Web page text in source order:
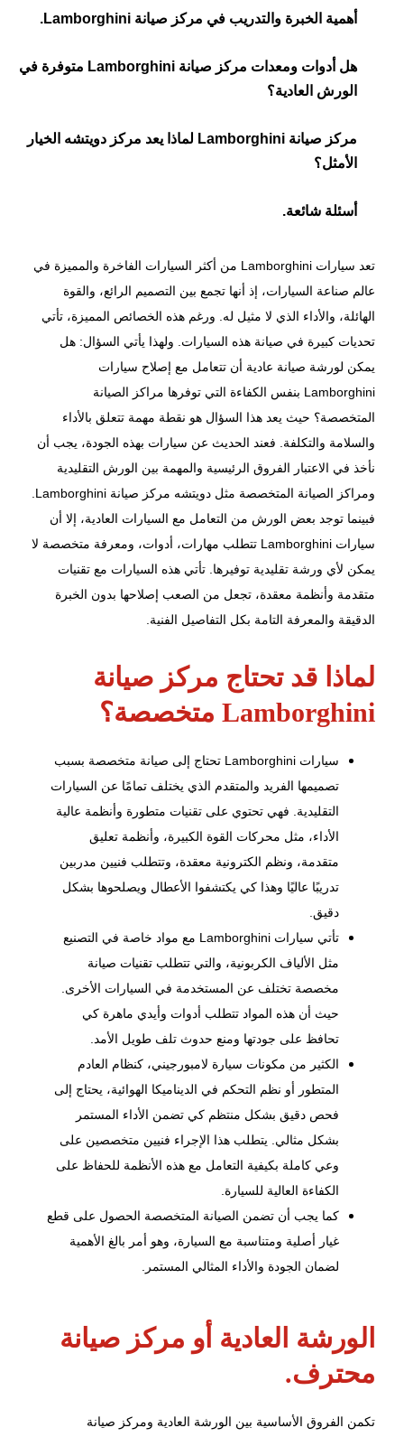
أهمية الخبرة والتدريب في مركز صيانة Lamborghini.
هل أدوات ومعدات مركز صيانة Lamborghini متوفرة في
الورش العادية؟
مركز صيانة Lamborghini لماذا يعد مركز دويتشه الخيار
الأمثل؟
أسئلة شائعة.
تعد سيارات Lamborghini من أكثر السيارات الفاخرة والمميزة في
عالم صناعة السيارات، إذ أنها تجمع بين التصميم الرائع، والقوة
الهائلة، والأداء الذي لا مثيل له. ورغم هذه الخصائص المميزة، تأتي
تحديات كبيرة في صيانة هذه السيارات. ولهذا يأتي السؤال: هل
يمكن لورشة صيانة عادية أن تتعامل مع إصلاح سيارات
Lamborghini بنفس الكفاءة التي توفرها مراكز الصيانة
المتخصصة؟ حيث يعد هذا السؤال هو نقطة مهمة تتعلق بالأداء
والسلامة والتكلفة. فعند الحديث عن سيارات بهذه الجودة، يجب أن
نأخذ في الاعتبار الفروق الرئيسية والمهمة بين الورش التقليدية
ومراكز الصيانة المتخصصة مثل دويتشه مركز صيانة Lamborghini
فبينما توجد بعض الورش من التعامل مع السيارات العادية، إلا أن
سيارات Lamborghini تتطلب مهارات، أدوات، ومعرفة متخصصة لا
يمكن لأي ورشة تقليدية توفيرها. تأتي هذه السيارات مع تقنيات
متقدمة وأنظمة معقدة، تجعل من الصعب إصلاحها بدون الخبرة
الدقيقة والمعرفة التامة بكل التفاصيل الفنية.
لماذا قد تحتاج مركز صيانة
Lamborghini متخصصة؟
سيارات Lamborghini تحتاج إلى صيانة متخصصة بسبب
تصميمها الفريد والمتقدم الذي يختلف تمامًا عن السيارات
التقليدية. فهي تحتوي على تقنيات متطورة وأنظمة عالية
الأداء، مثل محركات القوة الكبيرة، وأنظمة تعليق
متقدمة، ونظم الكترونية معقدة، وتتطلب فنيين مدربين
تدريبًا عاليًا وهذا كي يكتشفوا الأعطال ويصلحوها بشكل
دقيق.
تأتي سيارات Lamborghini مع مواد خاصة في التصنيع
مثل الألياف الكربونية، والتي تتطلب تقنيات صيانة
مخصصة تختلف عن المستخدمة في السيارات الأخرى.
حيث أن هذه المواد تتطلب أدوات وأيدي ماهرة كي
تحافظ على جودتها ومنع حدوث تلف طويل الأمد.
الكثير من مكونات سيارة لامبورجيني، كنظام العادم
المتطور أو نظم التحكم في الديناميكا الهوائية، يحتاج إلى
فحص دقيق بشكل منتظم كي تضمن الأداء المستمر
بشكل مثالي. يتطلب هذا الإجراء فنيين متخصصين على
وعي كاملة بكيفية التعامل مع هذه الأنظمة للحفاظ على
الكفاءة العالية للسيارة.
كما يجب أن تضمن الصيانة المتخصصة الحصول على قطع
غيار أصلية ومتناسبة مع السيارة، وهو أمر بالغ الأهمية
لضمان الجودة والأداء المثالي المستمر.
الورشة العادية أو مركز صيانة
محترف.
تكمن الفروق الأساسية بين الورشة العادية ومركز صيانة